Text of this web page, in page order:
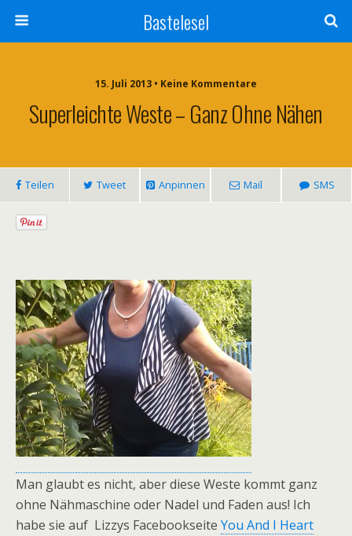
Bastelesel
15. Juli 2013 • Keine Kommentare
Superleichte Weste – Ganz Ohne Nähen
Teilen Tweet Anpinnen Mail SMS
Man glaubt es nicht, aber diese Weste kommt ganz
ohne Nähmaschine oder Nadel und Faden aus! Ich
habe sie auf Lizzys Facebookseite You And I Heart